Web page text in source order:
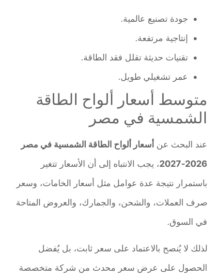
جودة تصنيع عالمية.
إنتاجية مرتفعة.
تقنيات حديثة تقلل فقد الطاقة.
عمر تشغيلي طويل.
متوسط أسعار ألواح الطاقة
الشمسية في مصر
عند البحث عنأسعار ألواح الطاقة الشمسية في مصر
2026-2027
، يجب الانتباه إلى أن الأسعار تتغير
باستمرار نتيجة عدة عوامل مثل أسعار الخامات، وسعر
صرف العملات، والشحن، والجمارك، والعروض المتاحة
في السوق.
لذلك لا يُنصح بالاعتماد على سعر ثابت، بل يُفضل
الحصول على عرض سعر محدث من شركة متخصصة